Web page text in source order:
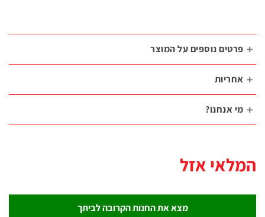
נוספים על המוצר
אנחנו?
אזל
מצא את החנות הקרובה לביתך